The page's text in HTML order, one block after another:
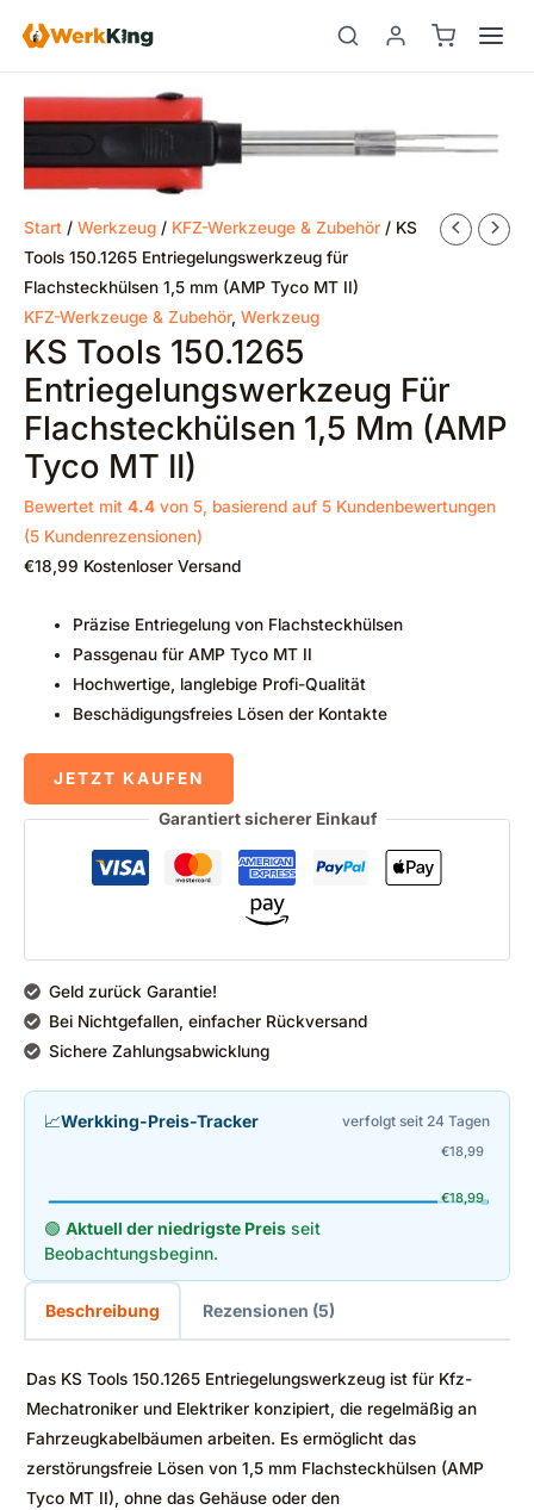
Inhalt
springen
Start / Werkzeug / KFZ-Werkzeuge & Zubehör / KS
Tools 150.1265 Entriegelungswerkzeug für
Flachsteckhülsen 1,5 mm (AMP Tyco MT II)
KFZ-Werkzeuge & Zubehör, Werkzeug
KS Tools 150.1265
Entriegelungswerkzeug Für
Flachsteckhülsen 1,5 Mm (AMP
Tyco MT II)
Bewertet mit 4.4 von 5, basierend auf 5 Kundenbewertungen
(5 Kundenrezensionen)
€18,99 Kostenloser Versand
Präzise Entriegelung von Flachsteckhülsen
Passgenau für AMP Tyco MT II
Hochwertige, langlebige Profi-Qualität
Beschädigungsfreies Lösen der Kontakte
JETZT KAUFEN
Garantiert sicherer Einkauf
Geld zurück Garantie!
Bei Nichtgefallen, einfacher Rückversand
Sichere Zahlungsabwicklung
📈Werkking-Preis-Tracker verfolgt seit 24 Tagen
€18,99
€18,99
🟢 Aktuell der niedrigste Preis seit
Beobachtungsbeginn.
Beschreibung Rezensionen (5)
Das KS Tools 150.1265 Entriegelungswerkzeug ist für Kfz-
Mechatroniker und Elektriker konzipiert, die regelmäßig an
Fahrzeugkabelbäumen arbeiten. Es ermöglicht das
zerstörungsfreie Lösen von 1,5 mm Flachsteckhülsen (AMP
Tyco MT II), ohne das Gehäuse oder den